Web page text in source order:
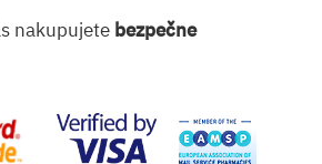
nakupujete bezpečne